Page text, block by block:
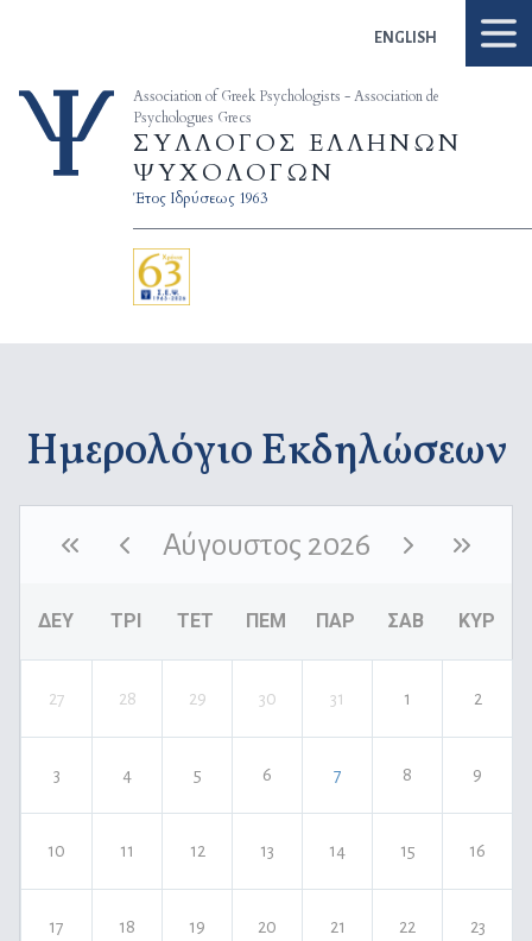
ENGLISH
Association of Greek Psychologists - Association de
Psychologues Grecs
ΣΥΛΛΟΓΟΣ ΕΛΛΗΝΩΝ
ΨΥΧΟΛΟΓΩΝ
Έτος Ιδρύσεως 1963
Ημερολόγιο Εκδηλώσεων
Αύγουστος 2026
ΔΕΥ ΤΡΙ ΤΕΤ ΠΕΜ ΠΑΡ ΣΑΒ ΚΥΡ
27 28 29 30 31 1 2
3 4 5 6 7 8 9
10 11 12 13 14 15 16
17 18 19 20 21 22 23